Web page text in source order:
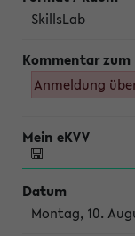
SkillsLab
Anmeldung
Montag, 10.